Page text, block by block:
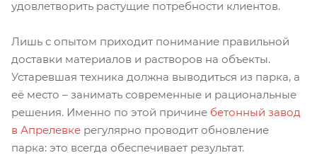
удовлетворить растущие потребности клиентов.
Лишь с опытом приходит понимание правильной
доставки материалов и растворов на объекты.
Устаревшая техника должна выводиться из парка, а
её место – занимать современные и рациональные
решения. Именно по этой причине бетонный завод
в Апрелевке регулярно проводит обновление
парка: это всегда обеспечивает результат.